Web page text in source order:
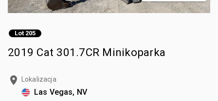
Lot 205
2019 Cat 301.7CR Minikoparka
Lokalizacja
Las Vegas, NV